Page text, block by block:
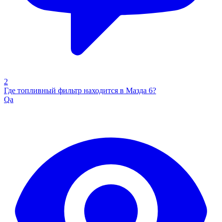
2
Где топливный фильтр находится в Мазда 6?
Qa